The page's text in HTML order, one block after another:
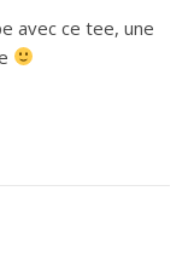
avec ce tee, une